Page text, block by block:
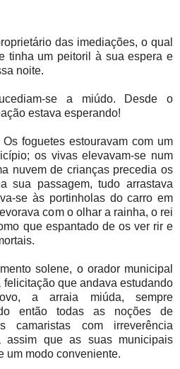
das imediações, o qual
tinha um peitoril à sua espera e
noite.
se a miúdo. Desde o
estava esperando!
foguetes estouravam com um
os vivas elevavam-se num
nuvem de crianças precedia os
sua passagem, tudo arrastava
se às portinholas do carro em
com o olhar a rainha, o rei
que espantado de os ver rir e
solene, o orador municipal
que andava estudando
a arraia miúda, sempre
então todas as noções de
camaristas com irreverência
assim que as suas municipais
um modo conveniente.